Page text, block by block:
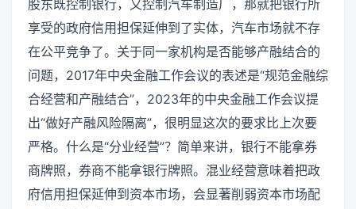
股东既控制银行，又控制汽车制造厂，那就把银行所
享受的政府信用担保延伸到了实体，汽车市场就不存
在公平竞争了。关于同一家机构是否能够产融结合的
问题，2017年中央金融工作会议的表述是“规范金融综
合经营和产融结合”，2023年的中央金融工作会议提
出“做好产融风险隔离”，很明显这次的要求比上次要
严格。什么是“分业经营”？简单来讲，银行不能拿券
商牌照，券商不能拿银行牌照。混业经营意味着把政
府信用担保延伸到资本市场，会显著削弱资本市场配